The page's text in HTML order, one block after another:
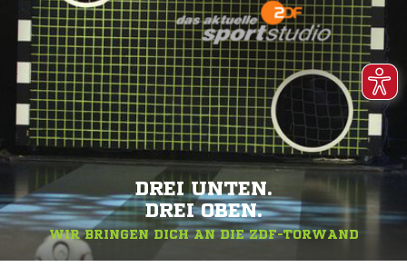
DREI UNTEN.
DREI OBEN.
WIR BRINGEN DICH AN DIE ZDF-TORWAND